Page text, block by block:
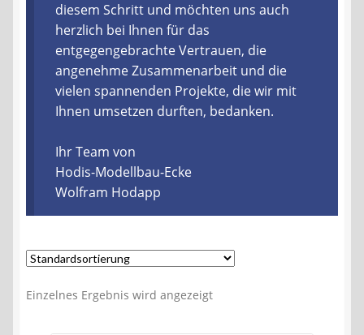
Elektro- und Elektronikgeräte Verordnung
Öle- und Schmierstoff Verordnung
Vereine & Foren
Kontakt
diesem Schritt und möchten uns auch
herzlich bei Ihnen für das
entgegengebrachte Vertrauen, die
angenehme Zusammenarbeit und die
vielen spannenden Projekte, die wir mit
Ihnen umsetzen durften, bedanken.
Ihr Team von
Hodis-Modellbau-Ecke
Wolfram Hodapp
Einzelnes Ergebnis wird angezeigt